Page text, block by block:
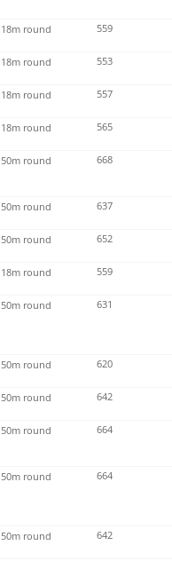
18m round 559
18m round 553
18m round 557
18m round 565
50m round 668
50m round 637
50m round 652
18m round 559
50m round 631
50m round 620
50m round 642
50m round 664
50m round 664
50m round 642